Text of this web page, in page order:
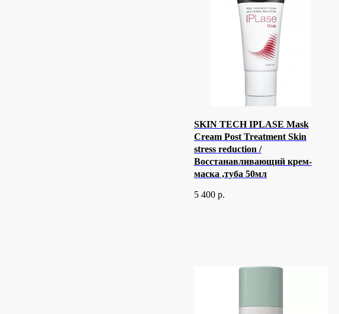
SKIN TECH IPLASE Mask
Cream Post Treatment Skin
stress reduction /
Восстанавливающий крем-
маска ,туба 50мл
5 400 р.